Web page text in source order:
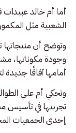
أما أم خالد عبيدات
الشعبية مثل
وتوضح أن منتجاتها
وجودة مكوناتها،
أمامها آفاقًا
وتحكي أم علي
تجربتها في تأسيس
إحدى الجمعيات